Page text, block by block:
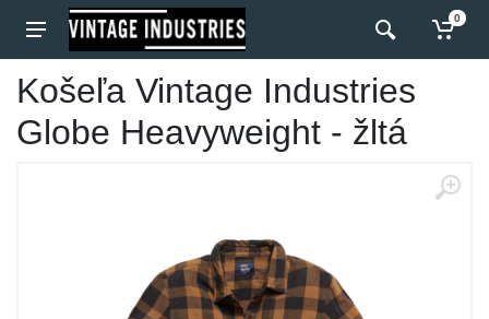
0
Košeľa Vintage Industries
Globe Heavyweight - žltá